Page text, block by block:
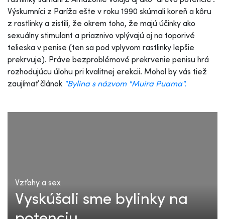
Výskumníci z Paríža ešte v roku 1990 skúmali koreň a kôru
z rastlinky a zistili, že okrem toho, že majú účinky ako
sexuálny stimulant a priaznivo vplývajú aj na toporivé
telieska v penise (ten sa pod vplyvom rastlinky lepšie
prekrvuje). Práve bezproblémové prekrvenie penisu hrá
rozhodujúcu úlohu pri kvalitnej erekcii. Mohol by vás tiež
zaujímať článok "Bylina s názvom "Muira Puama".
Vzťahy a sex
Vyskúšali sme bylinky na